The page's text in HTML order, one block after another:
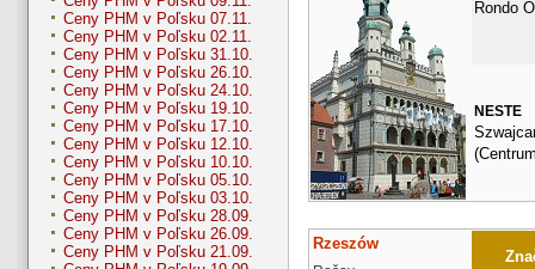
Ceny PHM v Poľsku 07.11.
Ceny PHM v Poľsku 02.11.
Ceny PHM v Poľsku 31.10.
Ceny PHM v Poľsku 26.10.
Ceny PHM v Poľsku 24.10.
Ceny PHM v Poľsku 19.10.
Ceny PHM v Poľsku 17.10.
Ceny PHM v Poľsku 12.10.
Ceny PHM v Poľsku 10.10.
Ceny PHM v Poľsku 05.10.
Ceny PHM v Poľsku 03.10.
Ceny PHM v Poľsku 28.09.
Ceny PHM v Poľsku 26.09.
Ceny PHM v Poľsku 21.09.
Rondo
NESTE
Rzeszów